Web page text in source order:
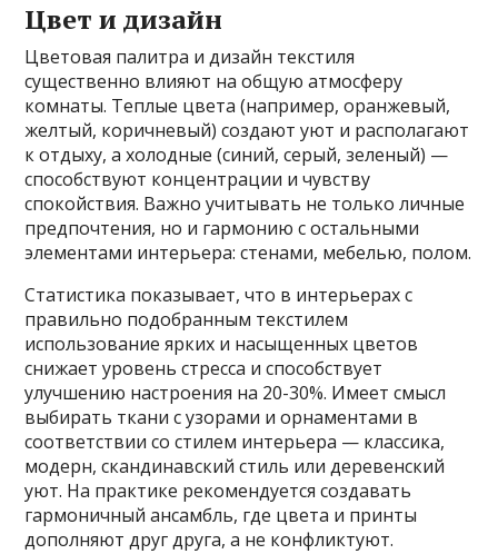
Цвет и дизайн
Цветовая палитра и дизайн текстиля
существенно влияют на общую атмосферу
комнаты. Теплые цвета (например, оранжевый,
желтый, коричневый) создают уют и располагают
к отдыху, а холодные (синий, серый, зеленый) —
способствуют концентрации и чувству
спокойствия. Важно учитывать не только личные
предпочтения, но и гармонию с остальными
элементами интерьера: стенами, мебелью, полом.
Статистика показывает, что в интерьерах с
правильно подобранным текстилем
использование ярких и насыщенных цветов
снижает уровень стресса и способствует
улучшению настроения на 20-30%. Имеет смысл
выбирать ткани с узорами и орнаментами в
соответствии со стилем интерьера — классика,
модерн, скандинавский стиль или деревенский
уют. На практике рекомендуется создавать
гармоничный ансамбль, где цвета и принты
дополняют друг друга, а не конфликтуют.